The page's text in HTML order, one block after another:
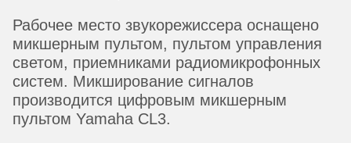
Рабочее место звукорежиссера оснащено
микшерным пультом, пультом управления
светом, приемниками радиомикрофонных
систем. Микширование сигналов
производится цифровым микшерным
пультом Yamaha CL3.